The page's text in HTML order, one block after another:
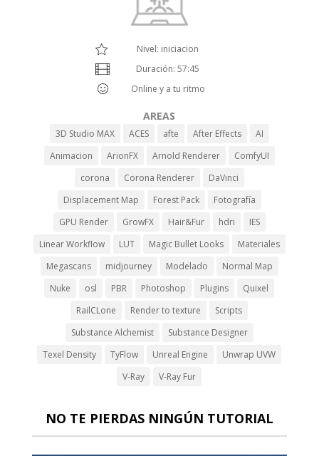
Nivel: iniciacion
Duración: 57:45
Online y a tu ritmo
AREAS
3D Studio MAX ACES afte After Effects
AI
Animacion
ArionFX Arnold Renderer
ComfyUI
corona
Corona Renderer
DaVinci
Displacement Map
Forest Pack
Fotografía
GPU Render
GrowFX Hair&Fur hdri
IES
Linear Workflow
LUT Magic Bullet Looks
Materiales
Megascans
midjourney Modelado
Normal Map
Nuke
osl PBR Photoshop Plugins
Quixel
RailCLone
Render to texture
Scripts
Substance Alchemist
Substance Designer
Texel Density
TyFlow Unreal Engine
Unwrap UVW
V-Ray
V-Ray Fur
NO TE PIERDAS NINGÚN TUTORIAL